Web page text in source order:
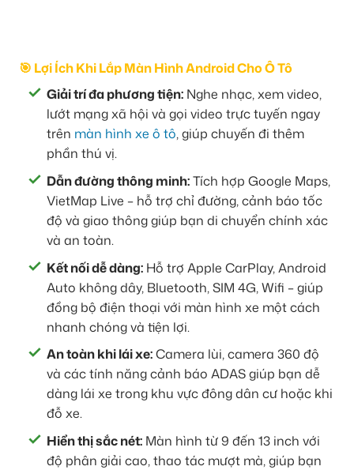
🎯 Lợi Ích Khi Lắp Màn Hình Android Cho Ô Tô
Giải trí đa phương tiện: Nghe nhạc, xem video,
lướt mạng xã hội và gọi video trực tuyến ngay
trên màn hình xe ô tô, giúp chuyến đi thêm
phần thú vị.
Dẫn đường thông minh:Tích hợp Google Maps,
VietMap Live – hỗ trợ chỉ đường, cảnh báo tốc
độ và giao thông giúp bạn di chuyển chính xác
và an toàn.
Kết nối dễ dàng: Hỗ trợ Apple CarPlay, Android
Auto không dây, Bluetooth, SIM 4G, Wifi – giúp
đồng bộ điện thoại với màn hình xe một cách
nhanh chóng và tiện lợi.
An toàn khi lái xe:Camera lùi, camera 360 độ
và các tính năng cảnh báo ADAS giúp bạn dễ
dàng lái xe trong khu vực đông dân cư hoặc khi
đỗ xe.
Hiển thị sắc nét: Màn hình từ 9 đến 13 inch với
độ phân giải cao, thao tác mượt mà, giúp bạn